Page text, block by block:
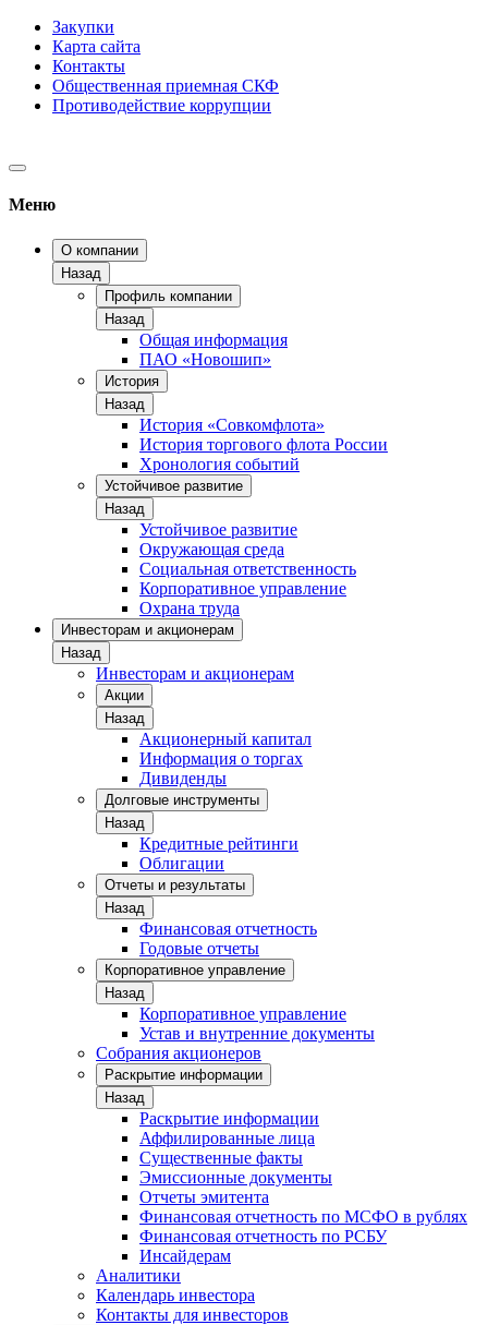
Закупки
Карта сайта
Контакты
Общественная приемная СКФ
Противодействие коррупции
Меню
О компании
Назад
Профиль компании
Назад
Общая информация
ПАО «Новошип»
История
Назад
История «Совкомфлота»
История торгового флота России
Хронология событий
Устойчивое развитие
Назад
Устойчивое развитие
Окружающая среда
Социальная ответственность
Корпоративное управление
Охрана труда
Инвесторам и акционерам
Назад
Инвесторам и акционерам
Акции
Назад
Акционерный капитал
Информация о торгах
Дивиденды
Долговые инструменты
Назад
Кредитные рейтинги
Облигации
Отчеты и результаты
Назад
Финансовая отчетность
Годовые отчеты
Корпоративное управление
Назад
Корпоративное управление
Устав и внутренние документы
Собрания акционеров
Раскрытие информации
Назад
Раскрытие информации
Аффилированные лица
Существенные факты
Эмиссионные документы
Отчеты эмитента
Финансовая отчетность по МСФО в рублях
Финансовая отчетность по РСБУ
Инсайдерам
Аналитики
Календарь инвестора
Контакты для инвесторов